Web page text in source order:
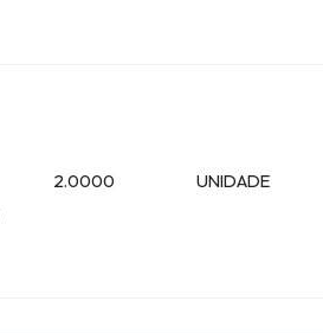
2.0000 UNIDADE